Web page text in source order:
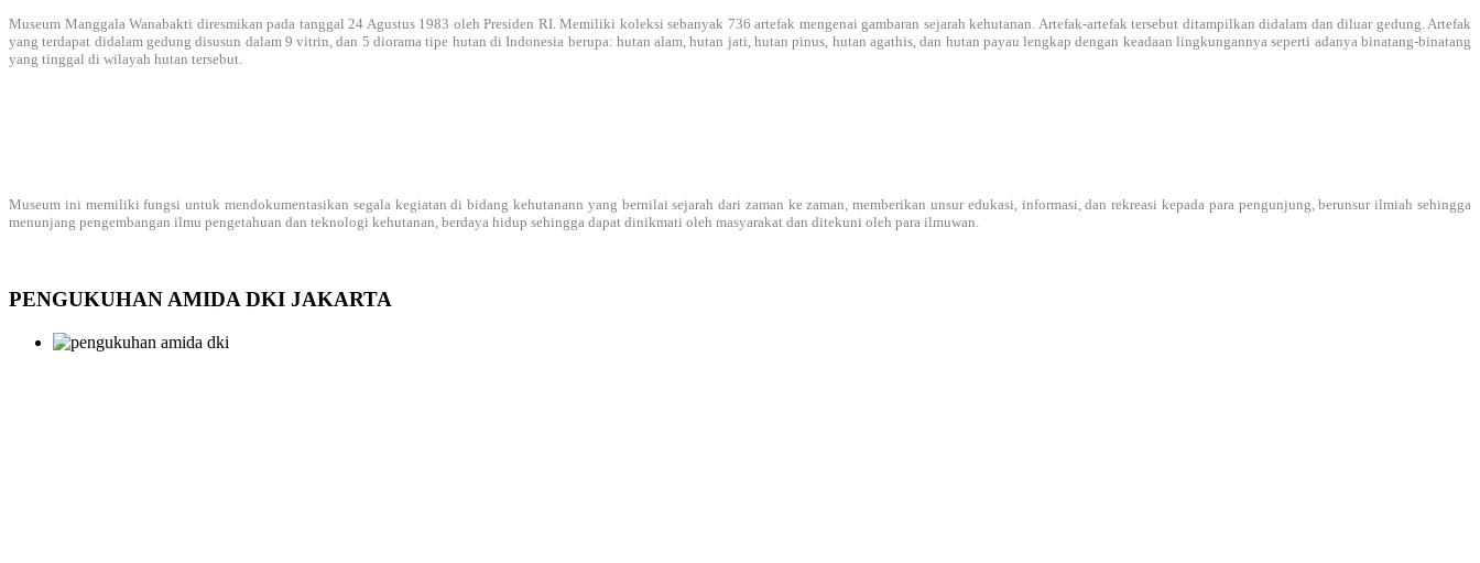
Museum Manggala Wanabakti diresmikan pada tanggal 24 Agustus 1983 oleh Presiden RI. Memiliki koleksi sebanyak 736 artefak mengenai gambaran sejarah kehutanan. Artefak-artefak tersebut ditampilkan didalam dan diluar gedung. Artefak
yang terdapat didalam gedung disusun dalam 9 vitrin, dan 5 diorama tipe hutan di Indonesia berupa: hutan alam, hutan jati, hutan pinus, hutan agathis, dan hutan payau lengkap dengan keadaan lingkungannya seperti adanya binatang-binatang
yang tinggal di wilayah hutan tersebut.
Museum ini memiliki fungsi untuk mendokumentasikan segala kegiatan di bidang kehutanann yang bernilai sejarah dari zaman ke zaman, memberikan unsur edukasi, informasi, dan rekreasi kepada para pengunjung, berunsur ilmiah sehingga
menunjang pengembangan ilmu pengetahuan dan teknologi kehutanan, berdaya hidup sehingga dapat dinikmati oleh masyarakat dan ditekuni oleh para ilmuwan.
PENGUKUHAN AMIDA DKI JAKARTA